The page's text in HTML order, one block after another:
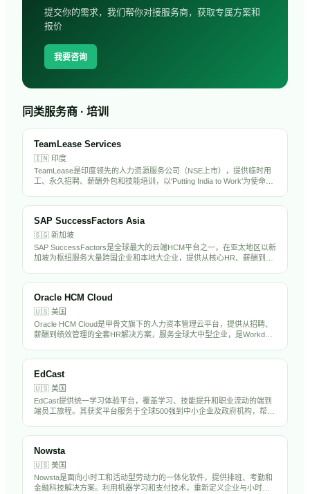
提交你的需求，我们帮你对接服务商，获取专属方案和
报价
我要咨询
同类服务商 · 培训
TeamLease Services
🇮🇳 印度
TeamLease是印度领先的人力资源服务公司（NSE上市），提供临时用
工、永久招聘、薪酬外包和技能培训，以'Putting India to Work'为使命，
SAP SuccessFactors Asia
🇸🇬 新加坡
SAP SuccessFactors是全球最大的云端HCM平台之一，在亚太地区以新
加坡为枢纽服务大量跨国企业和本地大企业，提供从核心HR、薪酬到人
Oracle HCM Cloud
🇺🇸 美国
Oracle HCM Cloud是甲骨文旗下的人力资本管理云平台，提供从招聘、
薪酬到绩效管理的全套HR解决方案，服务全球大中型企业，是Workday
EdCast
🇺🇸 美国
EdCast提供统一学习体验平台，覆盖学习、技能提升和职业流动的端到
端员工旅程。其获奖平台服务于全球500强到中小企业及政府机构，帮助
Nowsta
🇺🇸 美国
Nowsta是面向小时工和活动型劳动力的一体化软件，提供排班、考勤和
金融科技解决方案。利用机器学习和支付技术，重新定义企业与小时工